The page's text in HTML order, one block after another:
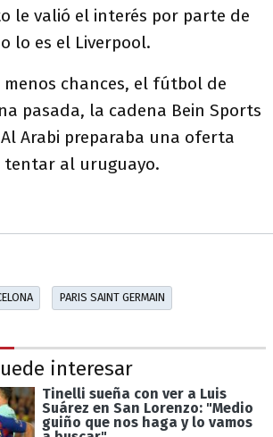
le valió el interés por parte de
lo es el Liverpool.
chances, el fútbol de
pasada, la cadena Bein Sports
Arabi preparaba una oferta
tentar al uruguayo.
PARIS SAINT GERMAIN
interesar
Tinelli sueña con ver a Luis
Suárez en San Lorenzo: "Medio
guiño que nos haga y lo vamos